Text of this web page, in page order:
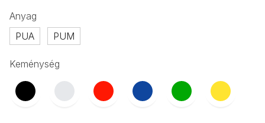
Anyag
PUA
PUM
Keménység